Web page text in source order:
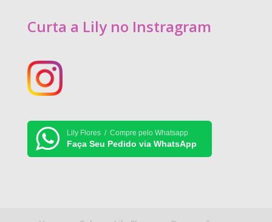
Curta a Lily no Instragram
Lily Flores / Compre pelo Whatsapp
Faça Seu Pedido via WhatsApp